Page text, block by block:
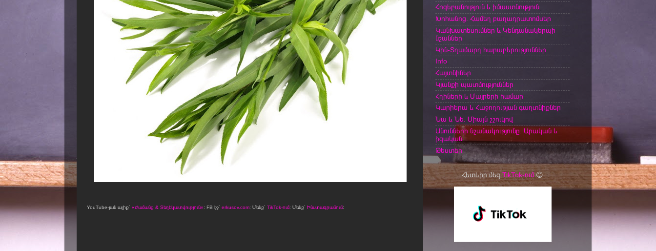
YouTube-յան ալիք՝ «Ժամանց & Տեղեկատվություն»։ FB էջ՝ erkusov.com: Մենք՝ TikTok-ում: Մենք՝ Ինստագրամում։
Հոգեբանություն և իմաստնություն
Խոհանոց. Համեղ բաղադրատոմսեր
Կանխատեսումներ և Կենդանակերպի
նշաններ
Կին-Տղամարդ հարաբերություններ
Info
Հայտնիներ
Կյանքի պատմություններ
Հղիների և Մայրերի համար
Կարիերա և Հաջողության գաղտնիքներ
Նա և Նե. Միայն շշուկով
Անունների նշանակությունը. Արական և
իգական
Թեստեր
Հետևիր մեզ TikTok-ում😊